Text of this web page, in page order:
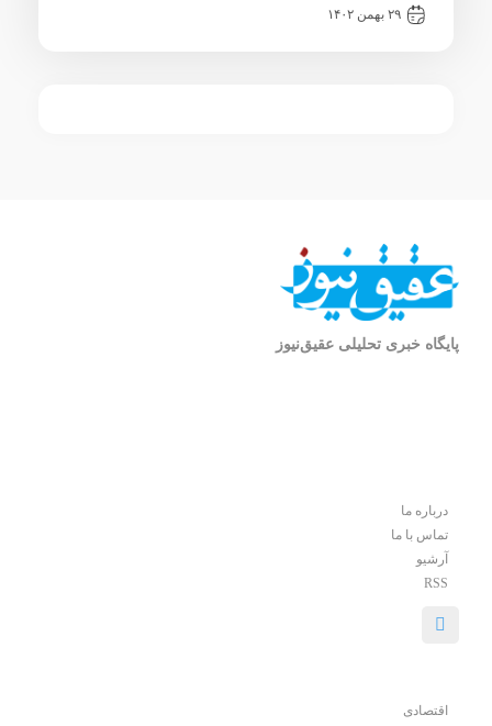
۲۹ بهمن ۱۴۰۲
پایگاه خبری تحلیلی عقیق‌نیوز
درباره ما
تماس با ما
آرشیو
RSS
اقتصادی